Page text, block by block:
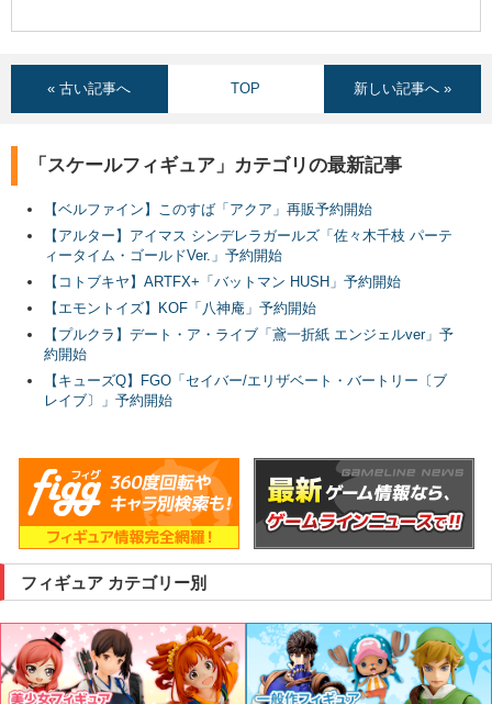
« 古い記事へ TOP 新しい記事へ »
「スケールフィギュア」カテゴリの最新記事
【ベルファイン】このすば「アクア」再販予約開始
【アルター】アイマス シンデレラガールズ「佐々木千枝 パーテ
ィータイム・ゴールドVer.」予約開始
【コトブキヤ】ARTFX+「バットマン HUSH」予約開始
【エモントイズ】KOF「八神庵」予約開始
【プルクラ】デート・ア・ライブ「鳶一折紙 エンジェルver」予
約開始
【キューズQ】FGO「セイバー/エリザベート・バートリー〔ブ
レイブ〕」予約開始
フィギュア カテゴリー別